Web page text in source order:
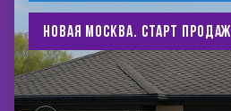
Новая Москва. Старт продаж